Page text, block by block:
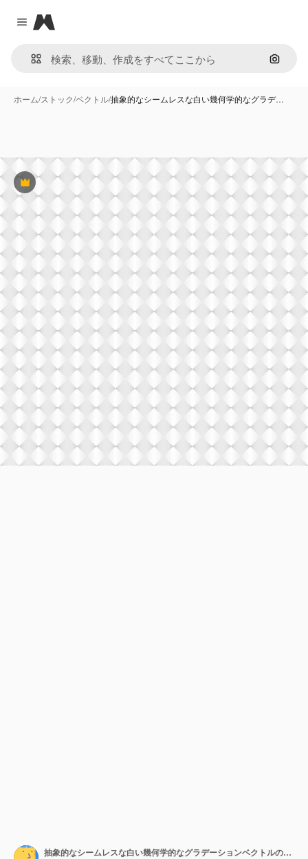
Close menu
Magnific
画像で
ホーム/ストック/ベクトル/抽象的なシームレスな白い幾何学的なグラデ…
Premium
抽象的なシームレスな白い幾何学的なグラデーションベクトルの背景